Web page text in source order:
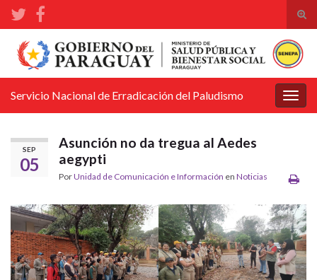
el
de
Search for:
la
Servicio Nacional de Erradicación del Paludismo
SEP
05
Asunción no da tregua al Aedes
aegypti
PorUnidad de Comunicación e Información en Noticias